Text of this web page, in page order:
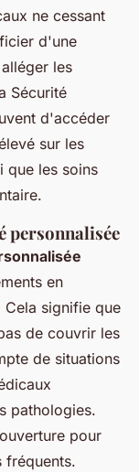
ne cessant
d'une
les
Sécurité
d'accéder
sur les
que les soins
personnalisée
en
signifie que
de couvrir les
de situations
pathologies.
pour
fréquents.